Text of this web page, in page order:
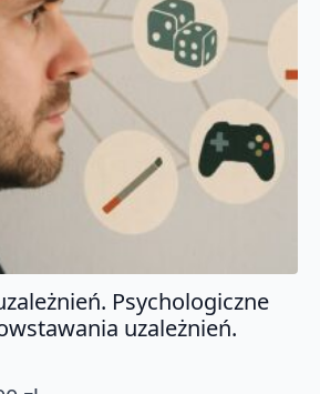
Psychologiczne
uzależnień.